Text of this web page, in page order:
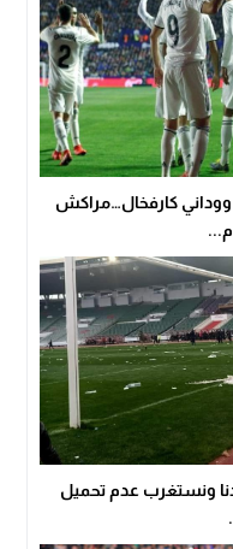
ووداني كارفخال…مراكش
ونستغرب عدم تحميل